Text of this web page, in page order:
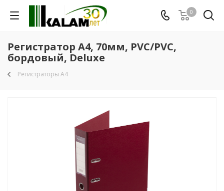
0
Регистратор A4, 70мм, PVC/PVC,
бордовый, Deluxe
Регистраторы А4